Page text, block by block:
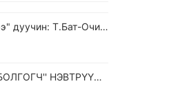
"Хань минь дээ" дуучин: Т.Бат-Очир МУСТА, Т.Нарангэрэл
''ҮЗЭСГЭЛЭН БОЛГОГЧ'' НЭВТРҮҮЛЭГ